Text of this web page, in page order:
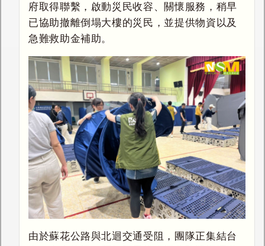
府取得聯繫，啟動災民收容、關懷服務，稍早
已協助撤離倒塌大樓的災民，並提供物資以及
急難救助金補助。
由於蘇花公路與北迴交通受阻，團隊正集結台